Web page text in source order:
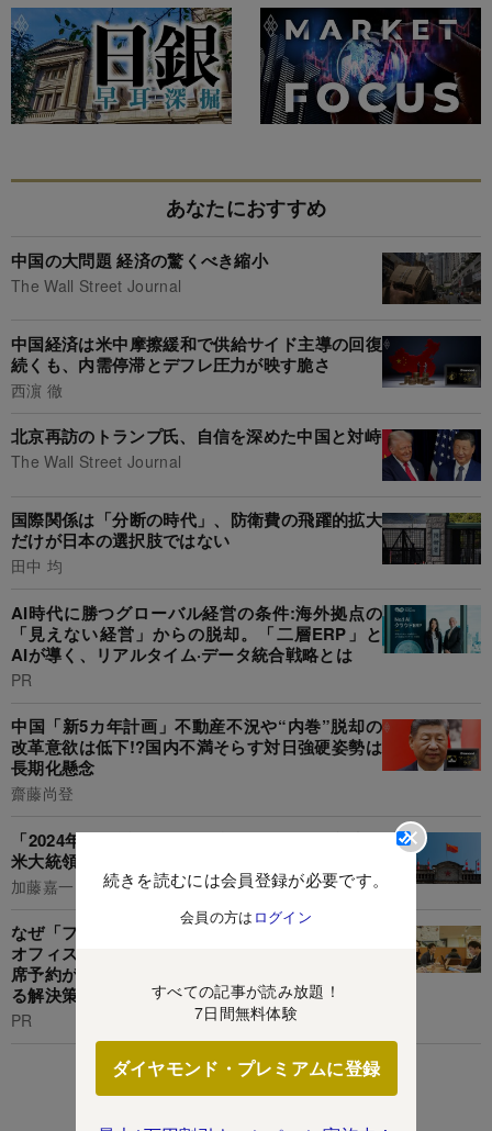
続きを読むには会員登録が必要です。
会員の方は ログイン
すべての記事が読み放題！
7日間無料体験
ダイヤモンド・プレミアムに登録
あなたにおすすめ
中国の大問題 経済の驚くべき縮小
The Wall Street Journal
中国経済は米中摩擦緩和で供給サイド主導の回復
続くも、内需停滞とデフレ圧力が映す脆さ
西濵 徹
北京再訪のトランプ氏、自信を深めた中国と対峙
The Wall Street Journal
国際関係は「分断の時代」、防衛費の飛躍的拡大
だけが日本の選択肢ではない
田中 均
AI時代に勝つグローバル経営の条件:海外拠点の
「見えない経営」からの脱却。「二層ERP」と
AIが導く、リアルタイム·データ統合戦略とは
PR
中国「新5カ年計画」不動産不況や“内巻”脱却の
改革意欲は低下!?国内不満そらす対日強硬姿勢は
長期化懸念
齋藤尚登
「2024年の習近平体制」を読み解く5つの視点...
米大統領選次第で台湾問題に劇的な展開も
加藤嘉一
なぜ「フリーアドレス」は失敗するのか? 高額な
オフィス改修がムダになる「フリーアドレスの座
席予約が定着しない元凶」と組織の生産性を上げ
る解決策とは
PR